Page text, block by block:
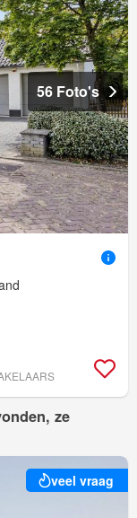
56 Foto's
ze
veel vraag